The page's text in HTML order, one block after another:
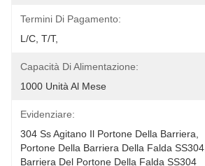
Termini Di Pagamento:
L/C, T/T,
Capacità Di Alimentazione:
1000 Unità Al Mese
Evidenziare:
304 Ss Agitano Il Portone Della Barriera
Portone Della Barriera Della Falda SS304
Barriera Del Portone Della Falda SS304